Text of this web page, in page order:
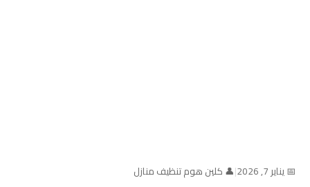
📅 يناير 7, 2026 |👤 كلين هوم تنظيف منازل